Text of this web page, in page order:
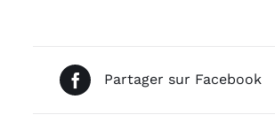
Partager sur Facebook